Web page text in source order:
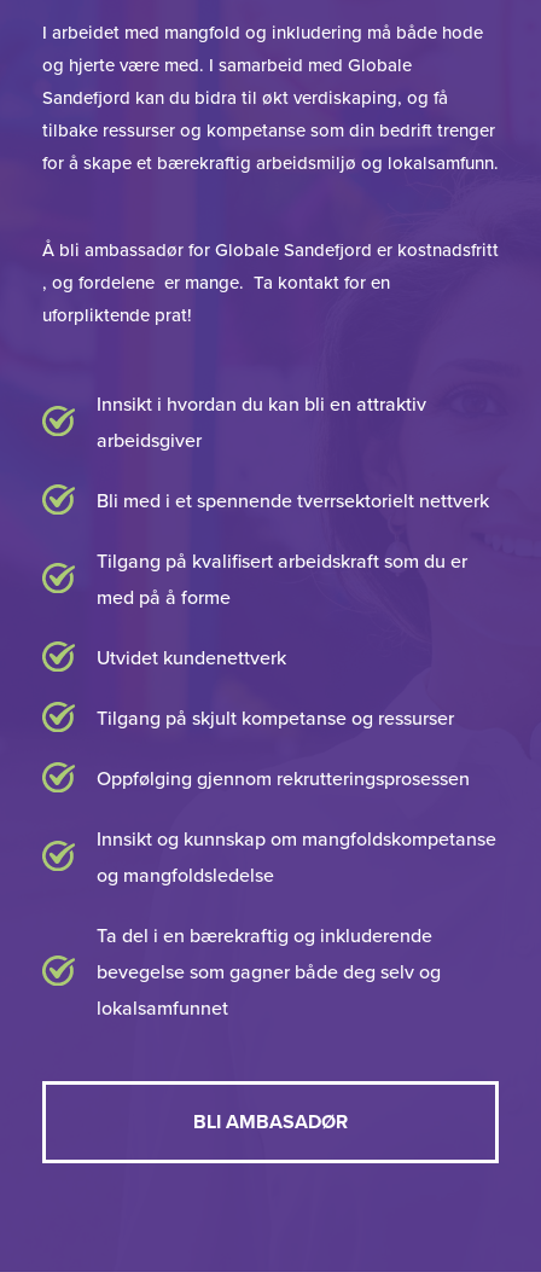
I arbeidet med mangfold og inkludering må både hode
og hjerte være med. I samarbeid med Globale
Sandefjord kan du bidra til økt verdiskaping, og få
tilbake ressurser og kompetanse som din bedrift trenger
for å skape et bærekraftig arbeidsmiljø og lokalsamfunn.
Å bli ambassadør for Globale Sandefjord er kostnadsfritt
, og fordelene er mange. Ta kontakt for en
uforpliktende prat!
Innsikt i hvordan du kan bli en attraktiv
arbeidsgiver
Bli med i et spennende tverrsektorielt nettverk
Tilgang på kvalifisert arbeidskraft som du er
med på å forme
Utvidet kundenettverk
Tilgang på skjult kompetanse og ressurser
Oppfølging gjennom rekrutteringsprosessen
Innsikt og kunnskap om mangfoldskompetanse
og mangfoldsledelse
Ta del i en bærekraftig og inkluderende
bevegelse som gagner både deg selv og
lokalsamfunnet
BLI AMBASADØR